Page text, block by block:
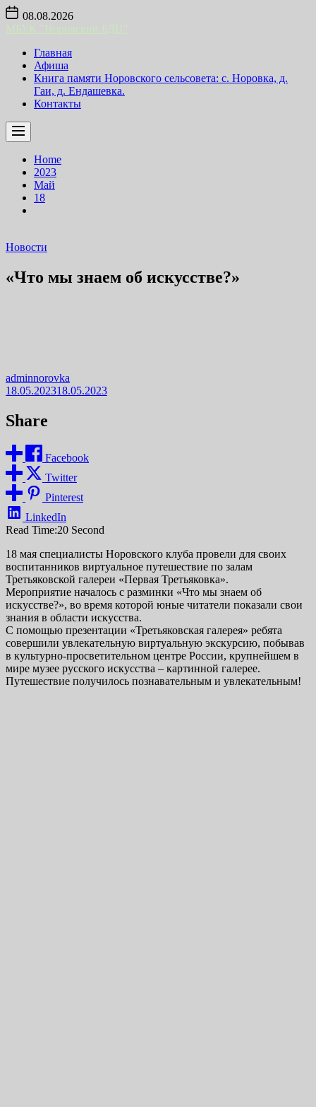
Skip
content
08.08.2026
Главная
Афиша
Книга памяти Норовского сельсовета: с. Норовка, д.
Гаи, д. Ендашевка.
Контакты
Home
2023
Май
18
Новости
«Что мы знаем об искусстве?»
adminnorovka
18.05.202318.05.2023
Share
Facebook
Twitter
Pinterest
LinkedIn
Read Time:20 Second
18 мая специалисты Норовского клуба провели для своих
воспитанников виртуальное путешествие по залам
Третьяковской галереи «Первая Третьяковка».
Мероприятие началось с разминки «Что мы знаем об
искусстве?», во время которой юные читатели показали свои
знания в области искусства.
С помощью презентации «Третьяковская галерея» ребята
совершили увлекательную виртуальную экскурсию, побывав
в культурно-просветительном центре России, крупнейшем в
мире музее русского искусства – картинной галерее.
Путешествие получилось познавательным и увлекательным!